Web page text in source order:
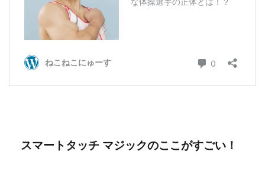
スマートタッチ マジックのここがすごい！